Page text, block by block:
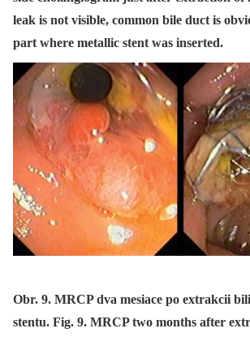
leak is not visible, common bile duct is
part where metallic stent was inserted.
Obr. 9. MRCP dva mesiace po extrakcii
stentu. Fig. 9. MRCP two months after